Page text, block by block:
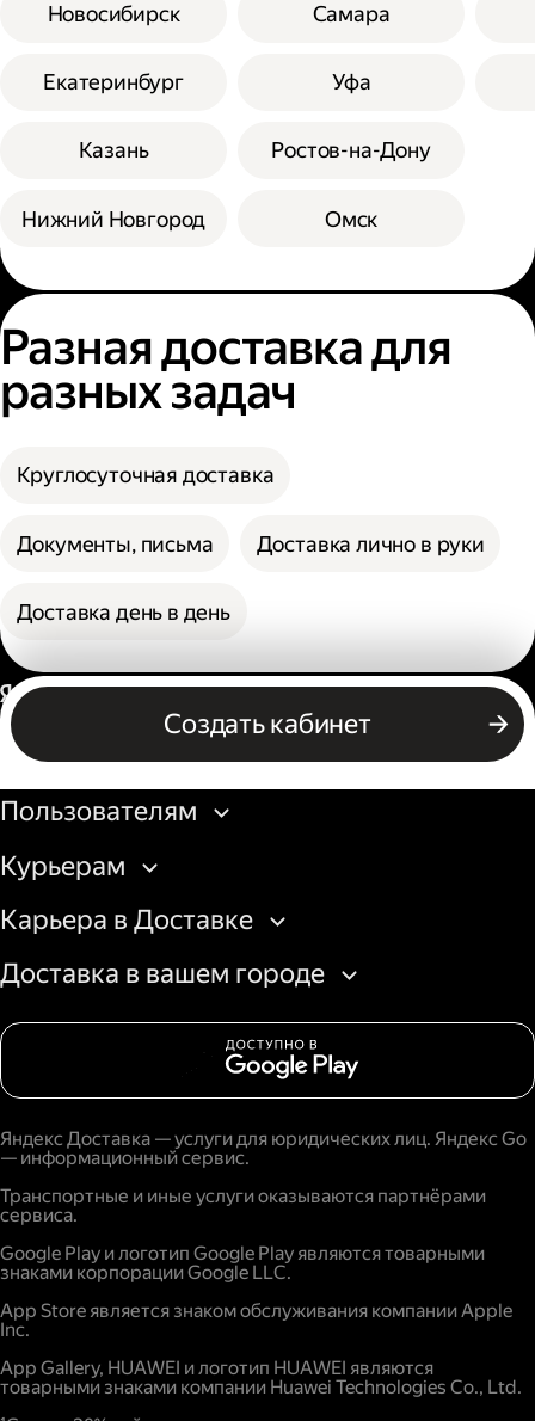
Новосибирск
Екатеринбург
Казань
Нижний Новгород
Самара
Уфа
Ростов-на-Дону
Омск
Разная доставка для
разных задач
Круглосуточная доставка
Документы, письма Доставка лично в руки
Доставка день в день
Создать кабинет
Россия
Бизнесу
Пользователям
Курьерам
Карьера в Доставке
Доставка в вашем городе
Яндекс Доставка — услуги для юридических лиц. Яндекс Go
— информационный сервис.
Транспортные и иные услуги оказываются партнёрами
сервиса.
Google Play и логотип Google Play являются товарными
знаками корпорации Google LLC.
App Store является знаком обслуживания компании Apple
Inc.
App Gallery, HUAWEI и логотип HUAWEI являются
товарными знаками компании Huawei Technologies Co., Ltd.